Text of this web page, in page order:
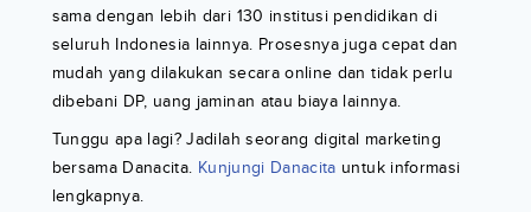
sama dengan lebih dari 130 institusi pendidikan di
seluruh Indonesia lainnya. Prosesnya juga cepat dan
mudah yang dilakukan secara online dan tidak perlu
dibebani DP, uang jaminan atau biaya lainnya.
Tunggu apa lagi? Jadilah seorang digital marketing
bersama Danacita. Kunjungi Danacita untuk informasi
lengkapnya.